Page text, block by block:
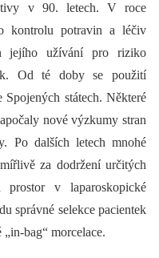
v 90. letech. V roce
kontrolu potravin a léčiv
jejího užívání pro riziko
Od té doby se použití
státech. Ně­kte­ré
nové výzkumy stran
Po dalších letech mnohé
za dodržení určitých
prostor v laparoskopické
správné selekce pacientek
bag“ morcelace.